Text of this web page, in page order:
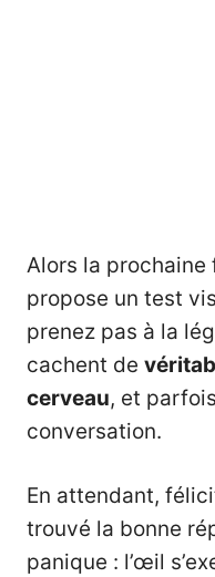
Alors la prochaine
propose un test
prenez pas à la
cachent de
cerveau, et
conversation.
En attendant,
trouvé la bonne
panique : l’œil